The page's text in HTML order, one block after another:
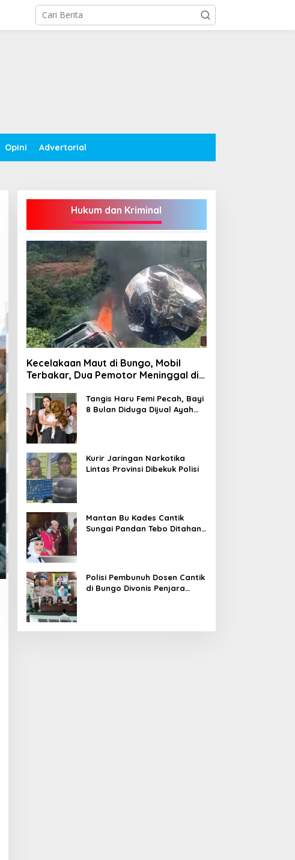
Opini Advertorial
Hukum dan Kriminal
Kecelakaan Maut di Bungo, Mobil
Terbakar, Dua Pemotor Meninggal di
Tangis Haru Femi Pecah, Bayi
8 Bulan Diduga Dijual Ayah
Kurir Jaringan Narkotika
Lintas Provinsi Dibekuk Polisi
Mantan Bu Kades Cantik
Sungai Pandan Tebo Ditahan,
Polisi Pembunuh Dosen Cantik
di Bungo Divonis Penjara